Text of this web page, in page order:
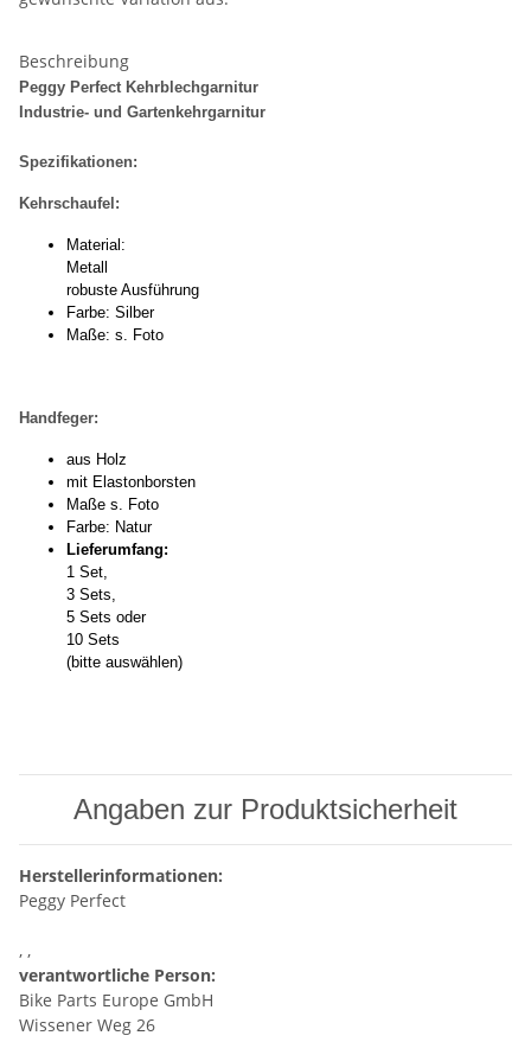
Beschreibung
Peggy Perfect Kehrblechgarnitur
Industrie- und Gartenkehrgarnitur
Spezifikationen:
Kehrschaufel:
Material:
Metall
robuste Ausführung
Farbe: Silber
Maße: s. Foto
Handfeger:
aus Holz
mit Elastonborsten
Maße s. Foto
Farbe: Natur
Lieferumfang:
1 Set,
3 Sets,
5 Sets oder
10 Sets
(bitte auswählen)
Angaben zur Produktsicherheit
Herstellerinformationen:
Peggy Perfect
, ,
verantwortliche Person:
Bike Parts Europe GmbH
Wissener Weg 26